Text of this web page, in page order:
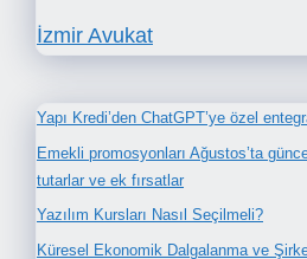
İzmir Avukat
Yapı Kredi’den ChatGPT’ye özel
Emekli promosyonları Ağustos’ta
tutarlar ve ek fırsatlar
Yazılım Kursları Nasıl Seçilmeli?
Küresel Ekonomik Dalgalanma ve